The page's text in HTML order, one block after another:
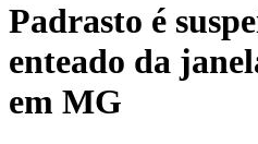
Padrasto é
enteado da
em MG